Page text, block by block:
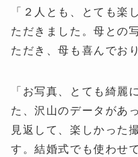
「２人とも、とても楽
ただきました。母との
ただき、母も喜んでお
「お写真、とても綺麗
た、沢山のデータがあ
見返して、楽しかった
す。結婚式でも使わせ